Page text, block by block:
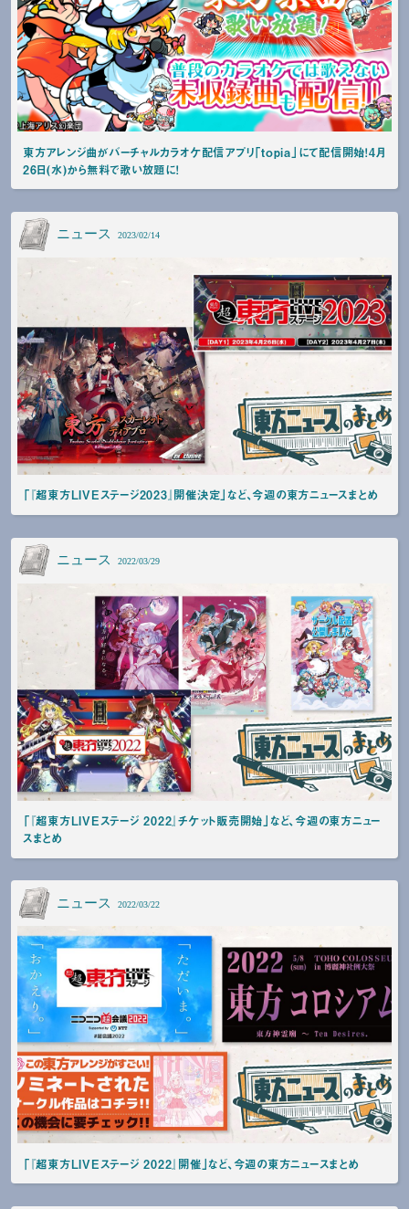
東⽅アレンジ曲がバーチャルカラオケ配信アプリ「topia」にて配信開始！4⽉
26⽇(⽔)から無料で歌い放題に！
ニュース 2023/02/14
「『超東方LIVEステージ2023』開催決定」など、今週の東方ニュースまとめ
ニュース 2022/03/29
「『超東方LIVEステージ 2022』チケット販売開始」など、今週の東方ニュー
スまとめ
ニュース 2022/03/22
「『超東方LIVEステージ 2022』開催」など、今週の東方ニュースまとめ